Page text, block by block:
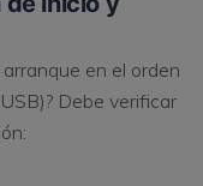
en el orden
Debe verificar